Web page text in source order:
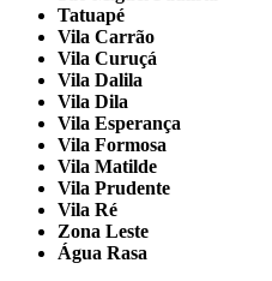
Tatuapé
Vila Carrão
Vila Curuçá
Vila Dalila
Vila Dila
Vila Esperança
Vila Formosa
Vila Matilde
Vila Prudente
Vila Ré
Zona Leste
Água Rasa